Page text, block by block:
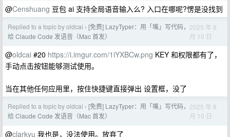
@Censhuang 豆包 ai 支持全局语音输入么? 入口在哪呢?愣是没找到
Replied to a topic by oldcai › [免费] LazyTyper：用「嘴」写代码，
给 Claude Code 发语音（Mac 首发）
2025 年 8
月 10 日
@oldcai #20 https://i.imgur.com/1iYXBCw.png KEY 和权限都有了，
手动点击按钮能够测试使用。
当在其他任何应用里，按住快捷键直接弹出 设置框，没了
Replied to a topic by oldcai › [免费] LazyTyper：用「嘴」写代码，
给 Claude Code 发语音（Mac 首发）
2025 年 8
月 10 日
@clarkyu 我也是，没法使用。放弃了